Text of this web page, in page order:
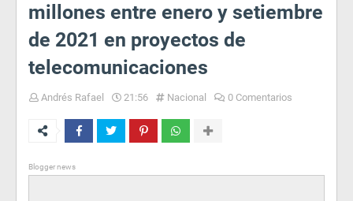
millones entre enero y setiembre
de 2021 en proyectos de
telecomunicaciones
Andrés Rafael 21:56 Nacional 0 Comentarios
Blogger news